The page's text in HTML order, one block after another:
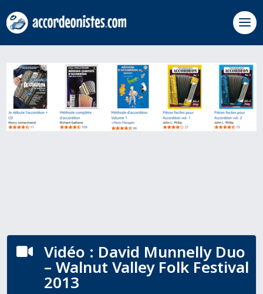
 Vidéo : David Munnelly Duo
– Walnut Valley Folk Festival
2013